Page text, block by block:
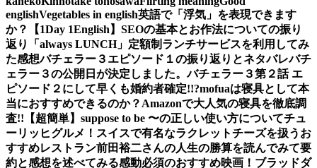
englishVegetables in english英語で「浮気」を表現できます
か？【1Day 1English】 SEOの基本とお作法についての振り
返り
「always LUNCH」定額制ランチサービスを利用してみ
た感想バチェラー３エピソード１の振り返りとネタバレバチ
ェラー３の公開日が決定しました。バチェラー３第２話 エ
ピソード２にして早くも婚約者確定!!?mofuaは寝具として本
当におすすめできるのか？Amazonで大人気の寝具を徹底調
査!! 【超簡単】suppose to be 〜の正しい使い方についてチュ
ーリッヒグルメ！スイスで有名なラクレットチーズを扱うお
すすめレストラン前田裕二さんの人生の勝算を読んでみて要
約と感想を述べてみる感動必須のおすすめ映画！ブラッドダ